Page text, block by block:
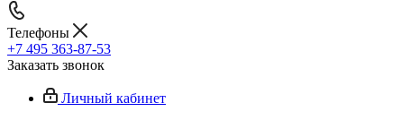
Телефоны
+7 495 363-87-53
Заказать звонок
Личный кабинет